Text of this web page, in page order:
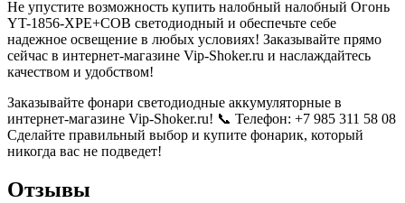
Не упустите возможность купить налобный налобный Огонь
YT-1856-XPE+COB светодиодный и обеспечьте себе
надежное освещение в любых условиях! Заказывайте прямо
сейчас в интернет-магазине Vip-Shoker.ru и наслаждайтесь
качеством и удобством!
Заказывайте фонари светодиодные аккумуляторные в
интернет-магазине Vip-Shoker.ru! 📞 Телефон: +7 985 311 58 08
Сделайте правильный выбор и купите фонарик, который
никогда вас не подведет!
Отзывы